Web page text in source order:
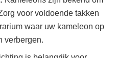
voor voldoende takken
waar uw kameleon op
verbergen.